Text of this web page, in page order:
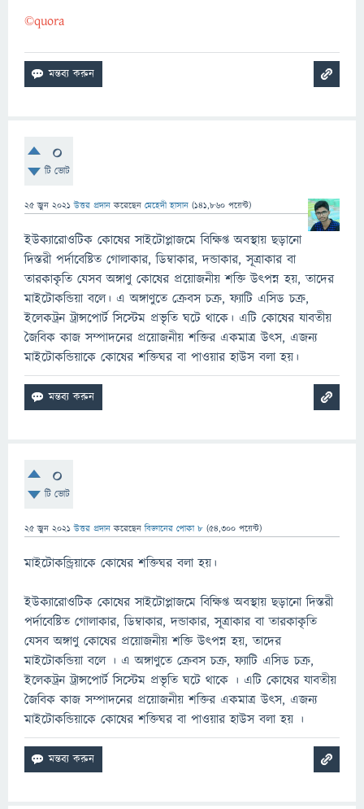
©️quora
0
টি ভোট
25 জুন 2021 উত্তর প্রদান করেছেন মেহেদী হাসান (141,860 পয়েন্ট)
ইউক্যারোওটিক কোষের সাইটোপ্লাজমে বিক্ষিপ্ত অবস্থায় ছড়ানো
দিস্তরী পর্দাবেষ্টিত গোলাকার, ডিম্বাকার, দন্ডাকার, সূত্রাকার বা
তারকাকৃতি যেসব অঙ্গাণু কোষের প্রয়োজনীয় শক্তি উৎপন্ন হয়, তাদের
মাইটোকন্ডিয়া বলে। এ অঙ্গাণুতে ক্রেবস চক্র, ফ্যাটি এসিড চক্র,
ইলেকট্রন ট্রান্সপোর্ট সিস্টেম প্রভৃতি ঘটে থাকে। এটি কোষের যাবতীয়
জৈবিক কাজ সম্পাদনের প্রয়োজনীয় শক্তির একমাত্র উৎস, এজন্য
মাইটোকন্ডিয়াকে কোষের শক্তিঘর বা পাওয়ার হাউস বলা হয়।
0
টি ভোট
25 জুন 2021 উত্তর প্রদান করেছেনবিজ্ঞানের পোকা ৮ (54,300 পয়েন্ট)
মাইটোকন্ড্রিয়াকে কোষের শক্তিঘর বলা হয়।
ইউক্যারোওটিক কোষের সাইটোপ্লাজমে বিক্ষিপ্ত অবস্থায় ছড়ানো দিস্তরী
পর্দাবেষ্টিত গোলাকার, ডিম্বাকার, দন্ডাকার, সূত্রাকার বা তারকাকৃতি
যেসব অঙ্গাণু কোষের প্রয়োজনীয় শক্তি উৎপন্ন হয়, তাদের
মাইটোকন্ডিয়া বলে । এ অঙ্গাণুতে ক্রেবস চক্র, ফ্যাটি এসিড চক্র,
ইলেকট্রন ট্রান্সপোর্ট সিস্টেম প্রভৃতি ঘটে থাকে । এটি কোষের যাবতীয়
জৈবিক কাজ সম্পাদনের প্রয়োজনীয় শক্তির একমাত্র উৎস, এজন্য
মাইটোকন্ডিয়াকে কোষের শক্তিঘর বা পাওয়ার হাউস বলা হয় ।